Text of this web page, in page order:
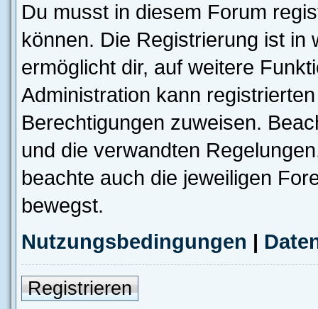
Du musst in diesem Forum
können. Die Registrierung ist in
ermöglicht dir, auf weitere
Administration kann
Berechtigungen zuweisen.
und die verwandten
beachte auch die jeweiligen
bewegst.
Nutzungsbedingungen |
Registrieren